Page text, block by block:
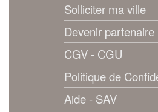
Solliciter ma ville
Devenir partenaire
CGV - CGU
Politique de
Aide - SAV